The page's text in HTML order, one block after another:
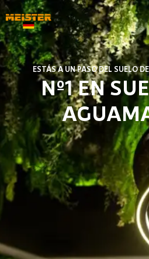
ESTÁS A UN PASO DEL SUELO
Nº1 EN